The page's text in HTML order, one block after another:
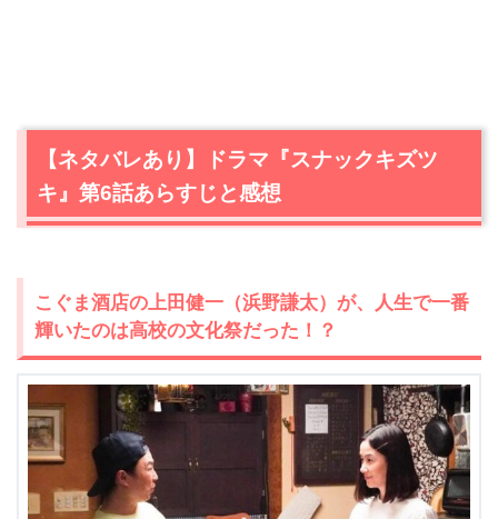
【ネタバレあり】ドラマ『スナックキズツ
キ』第6話あらすじと感想
こぐま酒店の上田健一（浜野謙太）が、人生で一番
輝いたのは高校の文化祭だった！？